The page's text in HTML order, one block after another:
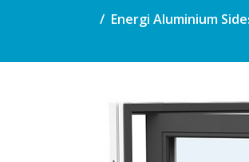
Energi Aluminium